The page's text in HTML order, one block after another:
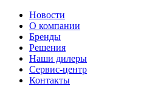
Новости
О компании
Бренды
Решения
Наши дилеры
Сервис-центр
Контакты